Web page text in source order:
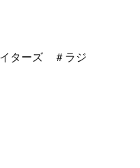
イターズ ＃ラジ